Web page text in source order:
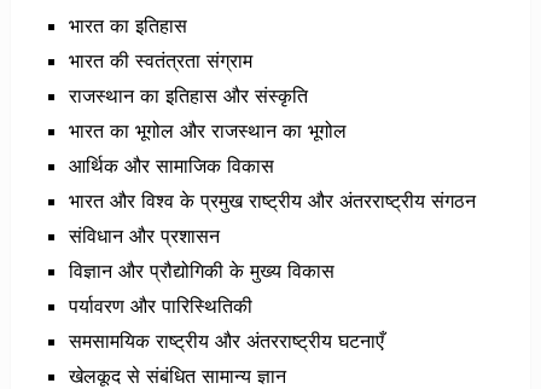
भारत का इतिहास
भारत की स्वतंत्रता संग्राम
राजस्थान का इतिहास और संस्कृति
भारत का भूगोल और राजस्थान का भूगोल
आर्थिक और सामाजिक विकास
भारत और विश्व के प्रमुख राष्ट्रीय और अंतरराष्ट्रीय संगठन
संविधान और प्रशासन
विज्ञान और प्रौद्योगिकी के मुख्य विकास
पर्यावरण और पारिस्थितिकी
समसामयिक राष्ट्रीय और अंतरराष्ट्रीय घटनाएँ
खेलकूद से संबंधित सामान्य ज्ञान